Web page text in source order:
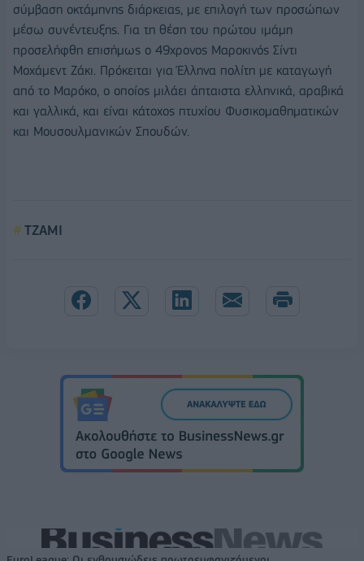
σύμβαση οκτάμηνης διάρκειας, με επιλογή των προσώπων
μέσω συνέντευξης. Για τη θέση του πρώτου ιμάμη
προσελήφθη επισήμως ο 49χρονος Μαροκινός Σίντι
Μοχάμεντ Ζάκι. Πρόκειται για Έλληνα πολίτη με καταγωγή
από το Μαρόκο, ο οποίος μιλάει άπταιστα ελληνικά, αραβικά
και γαλλικά, και είναι κάτοχος πτυχίου Φυσικομαθηματικών
και Μουσουλμανικών Σπουδών.
ΤΖΑΜΙ